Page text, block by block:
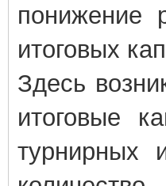
понижение
итоговых
Здесь
итоговые
турнирных